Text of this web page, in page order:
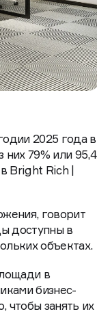
2025 года в
них 79% или 95,4
Bright Rich |
говорит
доступны в
объектах.
в
бизнес-
чтобы занять их